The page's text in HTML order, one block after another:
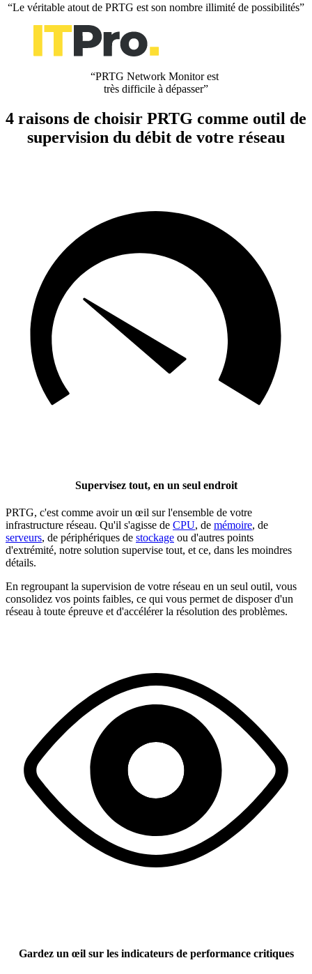
“Le véritable atout de PRTG est son nombre illimité de possibilités”
“PRTG Network Monitor est
très difficile à dépasser”
4 raisons de choisir PRTG comme outil de
supervision du débit de votre réseau
Supervisez tout, en un seul endroit
PRTG, c'est comme avoir un œil sur l'ensemble de votre
infrastructure réseau. Qu'il s'agisse de CPU, de mémoire, de
serveurs, de périphériques de stockage ou d'autres points
d'extrémité, notre solution supervise tout, et ce, dans les moindres
détails.
En regroupant la supervision de votre réseau en un seul outil, vous
consolidez vos points faibles, ce qui vous permet de disposer d'un
réseau à toute épreuve et d'accélérer la résolution des problèmes.
Gardez un œil sur les indicateurs de performance critiques